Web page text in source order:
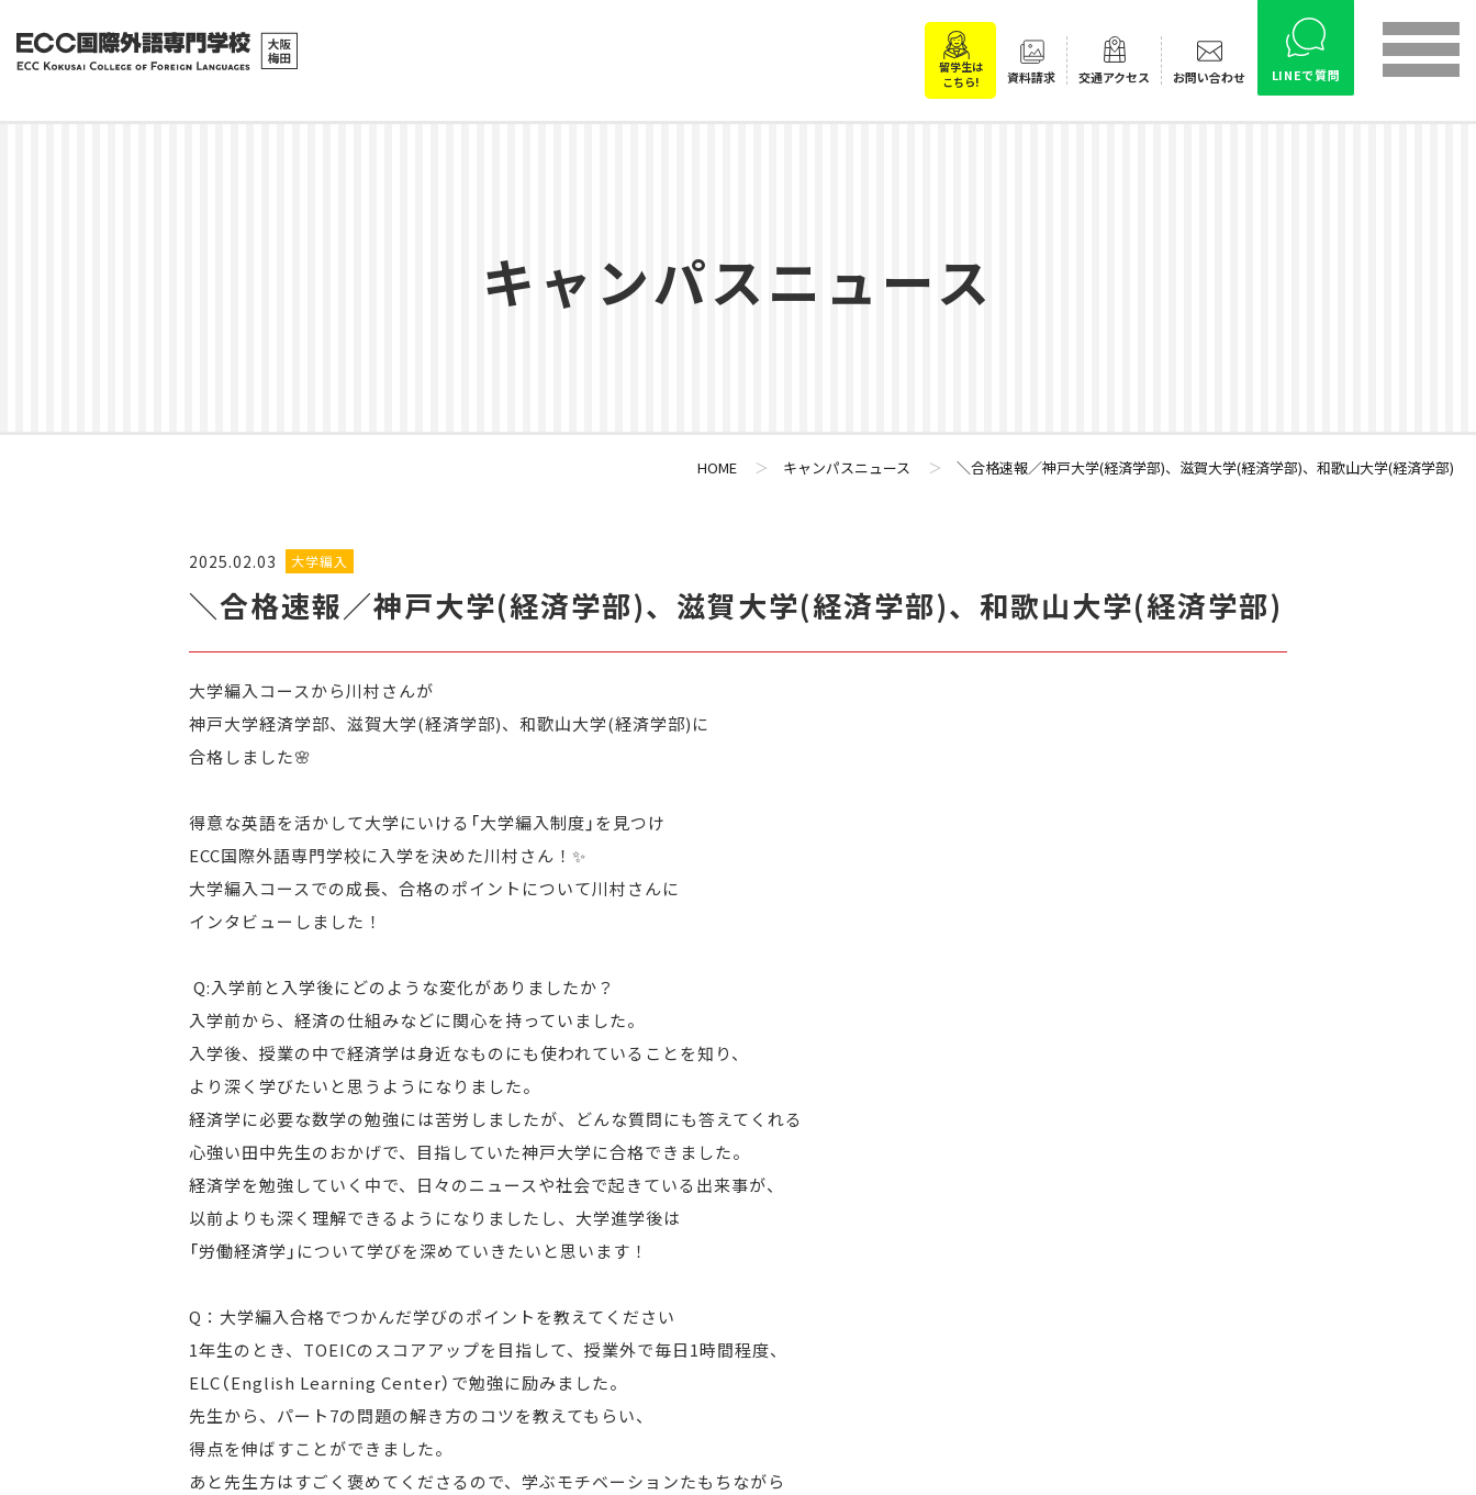
留学生は
こちら!
資料請求 交通アクセス お問い合わせ LINEで質問
キャンパスニュース
HOME ＞ キャンパスニュース ＞ ＼合格速報／神戸大学(経済学部)、滋賀大学(経済学部)、和歌山大学(経済学部)
2025.02.03 大学編入
＼合格速報／神戸大学(経済学部)、滋賀大学(経済学部)、和歌山大学(経済学部)
大学編入コースから川村さんが
神戸大学経済学部、滋賀大学(経済学部)、和歌山大学(経済学部)に
合格しました🌸
得意な英語を活かして大学にいける「大学編入制度」を見つけ
ECC国際外語専門学校に入学を決めた川村さん！✨
大学編入コースでの成長、合格のポイントについて川村さんに
インタビューしました！
Q:入学前と入学後にどのような変化がありましたか？
入学前から、経済の仕組みなどに関心を持っていました。
入学後、授業の中で経済学は身近なものにも使われていることを知り、
より深く学びたいと思うようになりました。
経済学に必要な数学の勉強には苦労しましたが、どんな質問にも答えてくれる
心強い田中先生のおかげで、目指していた神戸大学に合格できました。
経済学を勉強していく中で、日々のニュースや社会で起きている出来事が、
以前よりも深く理解できるようになりましたし、大学進学後は
「労働経済学」について学びを深めていきたいと思います！
Q：大学編入合格でつかんだ学びのポイントを教えてください
1年生のとき、TOEICのスコアアップを目指して、授業外で毎日1時間程度、
ELC（English Learning Center）で勉強に励みました。
先生から、パート7の問題の解き方のコツを教えてもらい、
得点を伸ばすことができました。
あと先生方はすごく褒めてくださるので、学ぶモチベーションたもちながら